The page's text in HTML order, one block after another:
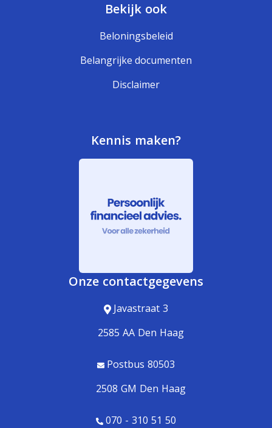
Bekijk ook
Beloningsbeleid
Belangrijke documenten
Disclaimer
Kennis maken?
Onze contactgegevens
Javastraat 3
2585 AA Den Haag
Postbus 80503
2508 GM Den Haag
070 - 310 51 50